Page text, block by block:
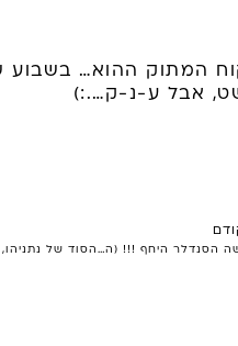
המתוק ההוא… בשבוע
אבל ע-נ-ק….:)
תראו מה עשה הסנדלר היחף !!! (השתדרגנו!)